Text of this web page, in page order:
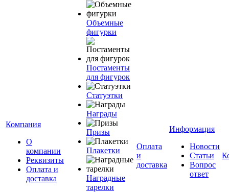
Компания
О
компании
Реквизиты
Оплата и
доставка
Объемные
фигурки
Постаменты
для фигурок
Статуэтки
Награды
Призы
Плакетки
Наградные
тарелки
Оплата
и
доставка
Информация
Новости
Статьи
Вопрос
ответ